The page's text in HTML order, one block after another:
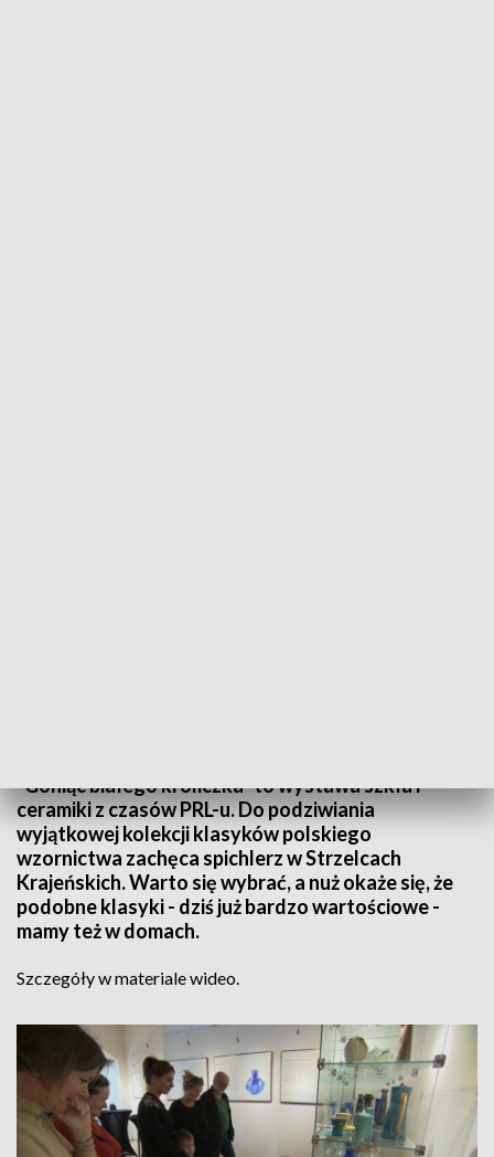
"Goniąc białego króliczka" to wystawa szkła i
ceramiki z czasów PRL-u. Do podziwiania
wyjątkowej kolekcji klasyków polskiego
wzornictwa zachęca spichlerz w Strzelcach
Krajeńskich. Warto się wybrać, a nuż okaże się, że
podobne klasyki - dziś już bardzo wartościowe -
mamy też w domach.
Szczegóły w materiale wideo.